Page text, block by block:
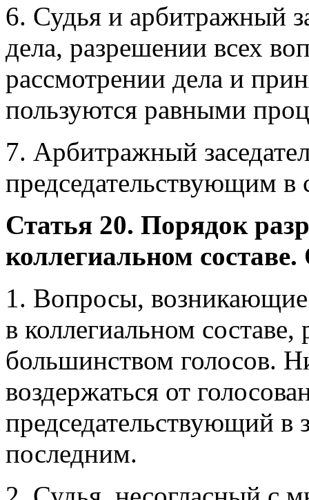
6. Судья и арбитражный
дела, разрешении всех
рассмотрении дела и
пользуются равными
7. Арбитражный
председательствующим в
Статья 20. Порядок
коллегиальном
1. Вопросы,
в коллегиальном
большинством голосов.
воздержаться от
председательствующий в
последним.